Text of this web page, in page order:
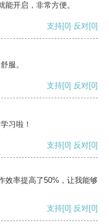
开启，非常方便。
支持[0] 反对[0]
服。
支持[0] 反对[0]
习啦！
支持[0] 反对[0]
效率提高了50%，让我能够
支持[0] 反对[0]